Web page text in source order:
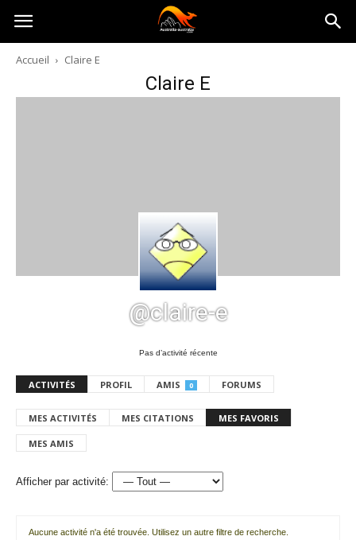
Australia-
australie.com
Accueil Claire E
Claire E
@claire-e
Pas d’activité récente
ACTIVITÉS PROFIL AMIS 0 FORUMS
MES ACTIVITÉS MES CITATIONS MES FAVORIS
MES AMIS
Afficher par activité:
Aucune activité n'a été trouvée. Utilisez un autre filtre de recherche.